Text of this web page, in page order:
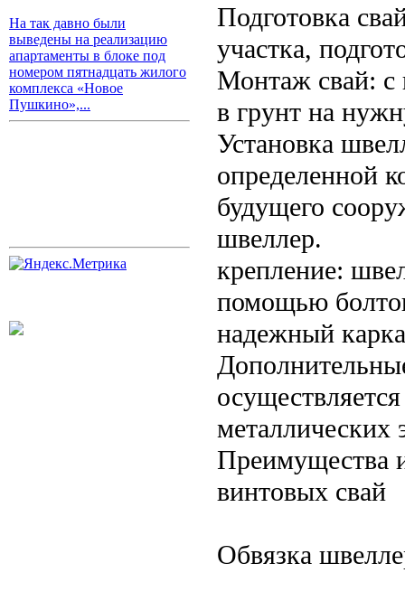
На так давно были
выведены на реализацию
апартаменты в блоке под
номером пятнадцать жилого
комплекса «Новое
Пушкино»,...
Подготовка
участка,
Монтаж свай: с
в грунт на
Установка
определенной
будущего
швеллер.
крепление:
помощью
надежный
металлических
Преимущества
винтовых свай
Обвязка